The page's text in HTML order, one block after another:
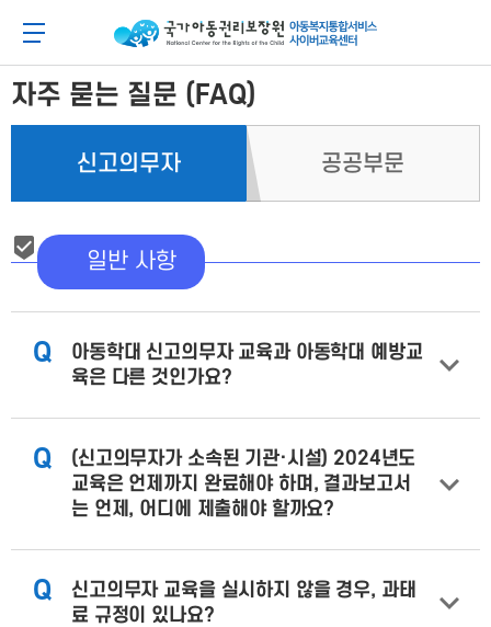
로
가
기
로
가
기
메뉴 버튼
아동이 행복한 세상 아동권리보장원 아동복지통합
자주 묻는 질문 (FAQ)
신고의무자 공공부문
일반 사항
Q
아동학대 신고의무자 교육과 아동학대 예방교
육은 다른 것인가요?
Q
(신고의무자가 소속된 기관·시설) 2024년도
교육은 언제까지 완료해야 하며, 결과보고서
는 언제, 어디에 제출해야 할까요?
Q
신고의무자 교육을 실시하지 않을 경우, 과태
료 규정이 있나요?